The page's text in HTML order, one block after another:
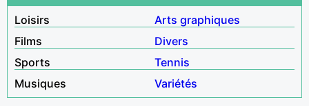
Loisirs
Arts graphiques
Films
Divers
Sports
Tennis
Musiques
Variétés